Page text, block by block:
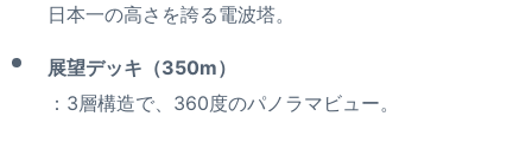
日本一の高さを誇る電波塔。
展望デッキ（350m）
：3層構造で、360度のパノラマビュー。